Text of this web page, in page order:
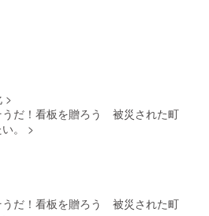
>
うだ！看板を贈ろう 被災された町
。
>
うだ！看板を贈ろう 被災された町